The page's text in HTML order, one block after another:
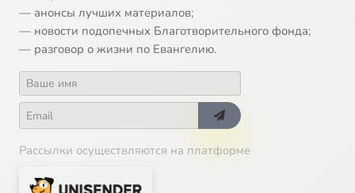
— анонсы лучших материалов;
— новости подопечных Благотворительного фонда;
— разговор о жизни по Евангелию.
Рассылки осуществляются на платформе